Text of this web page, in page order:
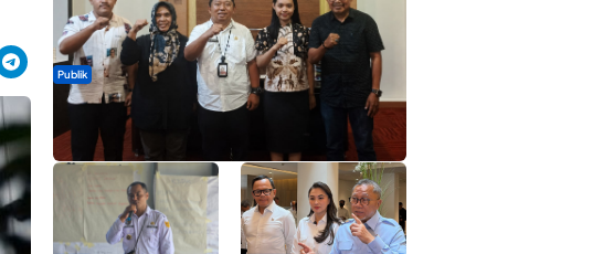
Publik
Dua Talenta Muda Ternate Wakili Maluku Utara di
Gita Bahana Nusantara 2026